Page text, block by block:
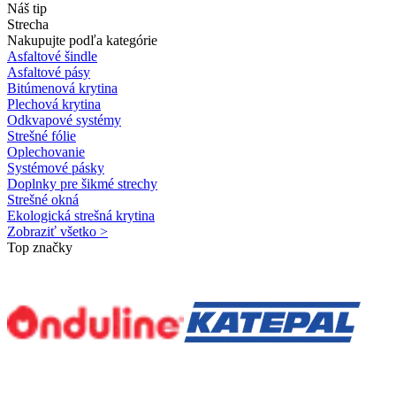
Náš tip
Strecha
Nakupujte podľa kategórie
Asfaltové šindle
Asfaltové pásy
Bitúmenová krytina
Plechová krytina
Odkvapové systémy
Strešné fólie
Oplechovanie
Systémové pásky
Doplnky pre šikmé strechy
Strešné okná
Ekologická strešná krytina
Zobraziť všetko >
Top značky